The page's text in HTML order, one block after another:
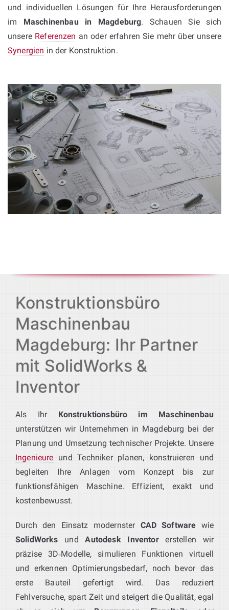
und individuellen Lösungen für Ihre Herausforderungen
im Maschinenbau in Magdeburg. Schauen Sie sich
unsere Referenzen an oder erfahren Sie mehr über unsere
Synergien in der Konstruktion.
Konstruktionsbüro
Maschinenbau
Magdeburg: Ihr Partner
mit SolidWorks &
Inventor
Als Ihr Konstruktionsbüro im Maschinenbau
unterstützen wir Unternehmen in Magdeburg bei der
Planung und Umsetzung technischer Projekte. Unsere
Ingenieure und Techniker planen, konstruieren und
begleiten Ihre Anlagen vom Konzept bis zur
funktionsfähigen Maschine. Effizient, exakt und
kostenbewusst.
Durch den Einsatz modernster CAD Software wie
SolidWorks undAutodesk Inventorerstellen wir
präzise 3D‑Modelle, simulieren Funktionen virtuell
und erkennen Optimierungsbedarf, noch bevor das
erste Bauteil gefertigt wird. Das reduziert
Fehlversuche, spart Zeit und steigert die Qualität, egal